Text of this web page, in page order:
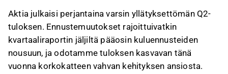
Aktia julkaisi perjantaina varsin yllätyksettömän Q2-
tuloksen. Ennustemuutokset rajoittuivatkin
kvartaaliraportin jäljiltä pääosin kuluennusteiden
nousuun, ja odotamme tuloksen kasvavan tänä
vuonna korkokatteen vahvan kehityksen ansiosta.